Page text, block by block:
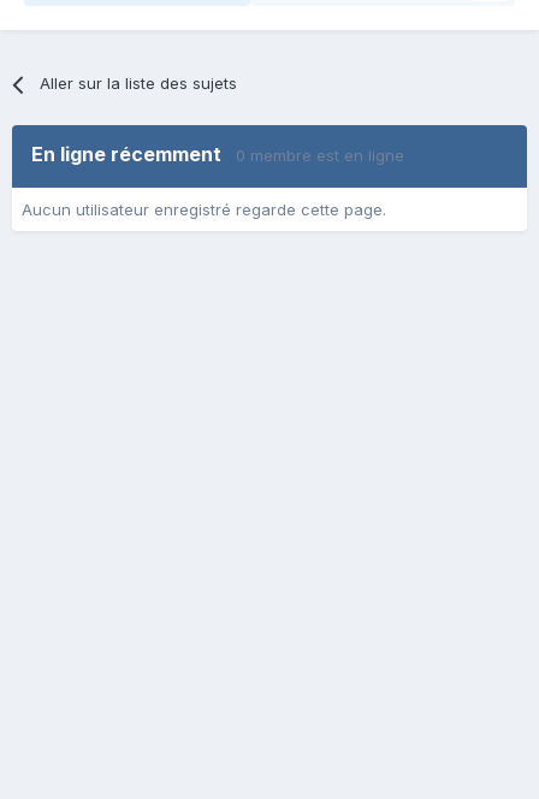
Aller sur la liste des sujets
En ligne récemment 0 membre est en ligne
Aucun utilisateur enregistré regarde cette page.